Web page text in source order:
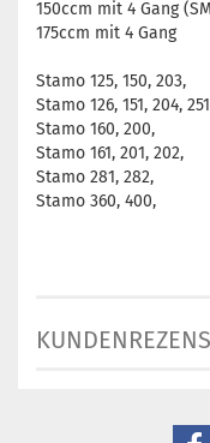
150ccm mit 4 Gang
175ccm mit 4 Gang
Stamo 125, 150, 203,
Stamo 126, 151, 204,
Stamo 160, 200,
Stamo 161, 201, 202,
Stamo 281, 282,
Stamo 360, 400,